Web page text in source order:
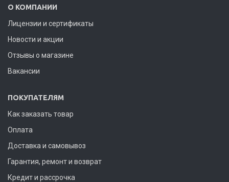
О КОМПАНИИ
Лицензии и сертификаты
Новости и акции
Отзывы о магазине
Вакансии
ПОКУПАТЕЛЯМ
Как заказать товар
Оплата
Доставка и самовывоз
Гарантия, ремонт и возврат
Кредит и рассрочка